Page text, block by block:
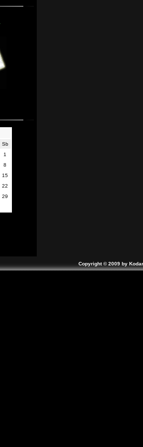
Sb
1
8
15
22
29
Copyright © 2009 by